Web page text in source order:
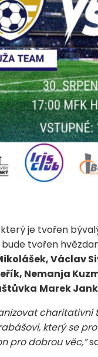
který je tvořen
bude tvořen
Václav
Nemanja
Marek
který se
pro dobrou věc,”